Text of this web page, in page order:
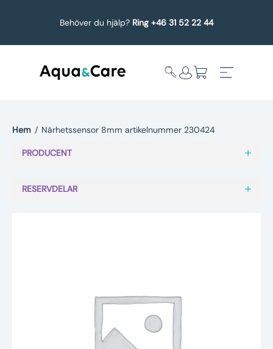
Behöver du hjälp? Ring +46 31 52 22 44
undermeny
Underhållstips
Kontakt
Hem / Närhetssensor 8mm artikelnummer 230424
PRODUCENT
RESERVDELAR